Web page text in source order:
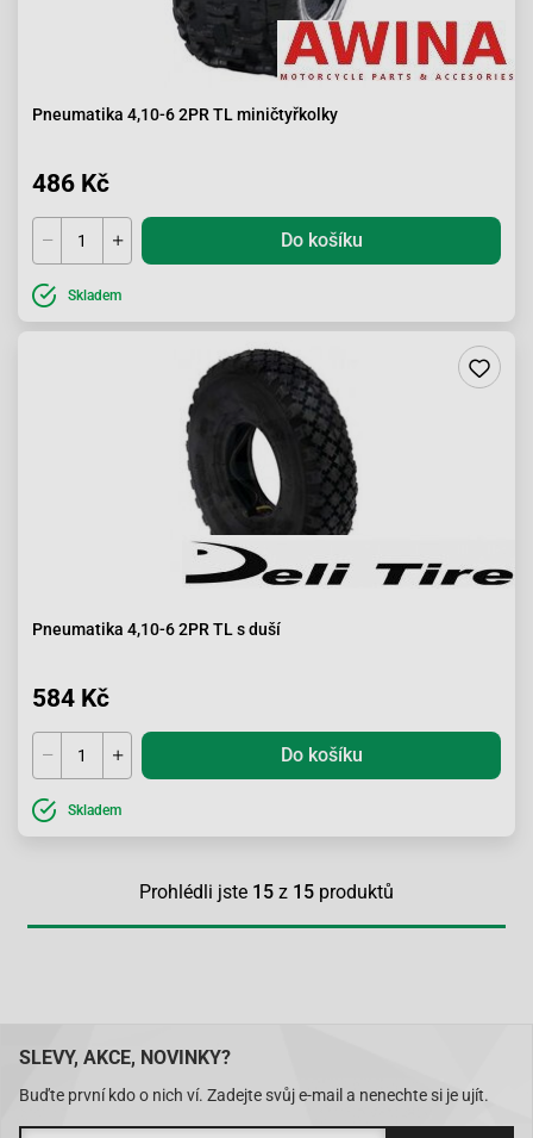
Pneumatika 4,10-6 2PR TL miničtyřkolky
486 Kč
Do košíku
Skladem
Pneumatika 4,10-6 2PR TL s duší
584 Kč
Do košíku
Skladem
Prohlédli jste 15 z 15 produktů
SLEVY, AKCE, NOVINKY?
Buďte první kdo o nich ví. Zadejte svůj e-mail a nenechte si je ujít.